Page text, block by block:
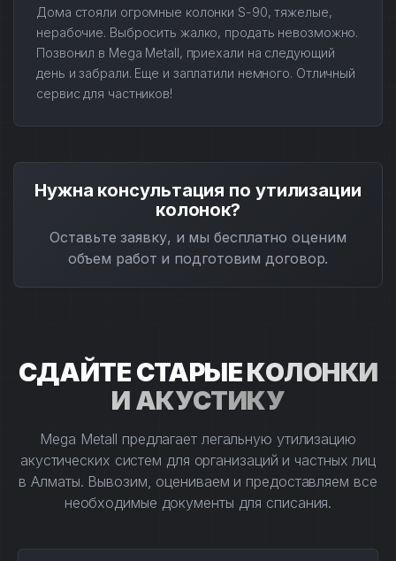
Дома стояли огромные колонки S-90, тяжелые,
нерабочие. Выбросить жалко, продать невозможно.
Позвонил в Mega Metall, приехали на следующий
день и забрали. Еще и заплатили немного. Отличный
сервис для частников!
Нужна консультация по утилизации
колонок?
Оставьте заявку, и мы бесплатно оценим
объем работ и подготовим договор.
СДАЙТЕ СТАРЫЕКОЛОНКИ
И АКУСТИКУ
Mega Metall предлагает легальную утилизацию
акустических систем для организаций и частных лиц
в Алматы. Вывозим, оцениваем и предоставляем все
необходимые документы для списания.